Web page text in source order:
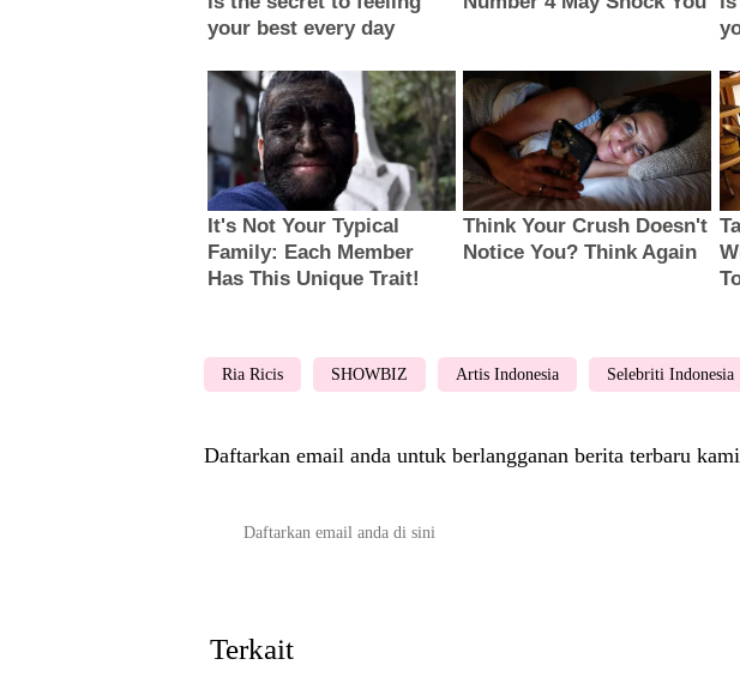
Ria Ricis SHOWBIZ Artis Indonesia Selebriti Indonesia
Daftarkan email anda untuk berlangganan berita terbaru kami
Terkait